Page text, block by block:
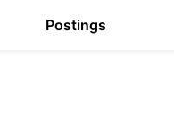
Postings